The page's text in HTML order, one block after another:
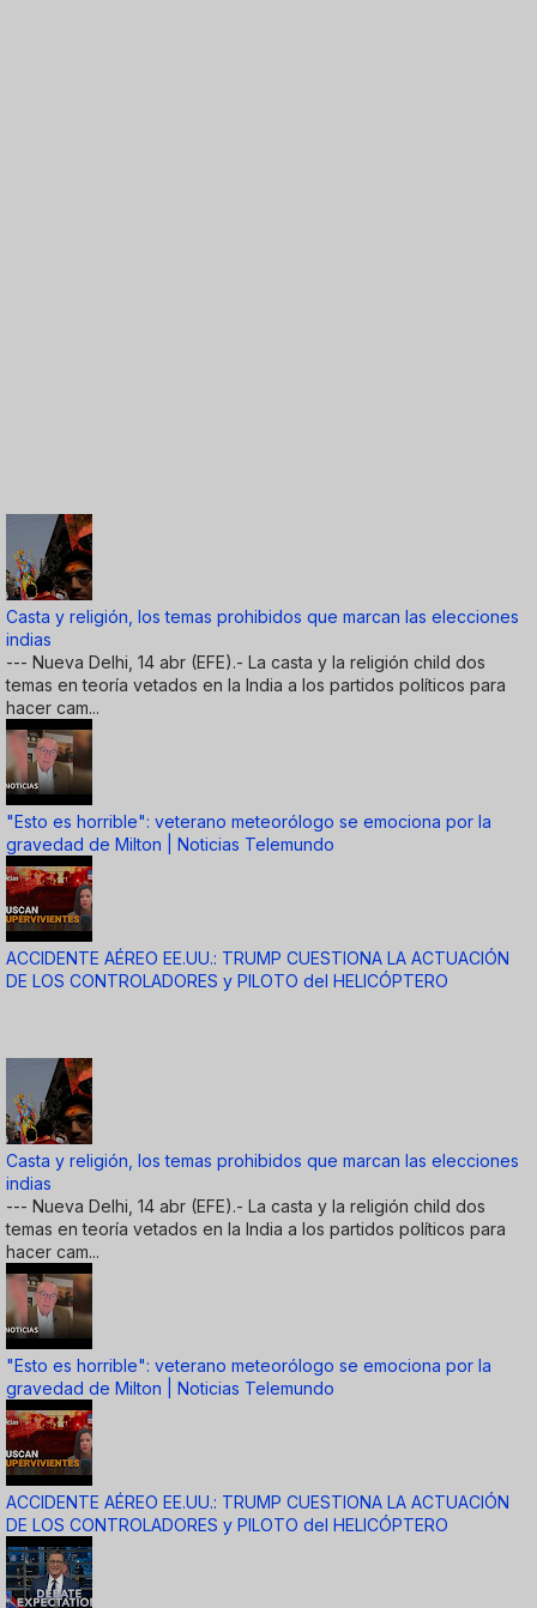
Casta y religión, los temas prohibidos que marcan las elecciones
indias
--- Nueva Delhi, 14 abr (EFE).- La casta y la religión child dos
temas en teoría vetados en la India a los partidos políticos para
hacer cam...
"Esto es horrible": veterano meteorólogo se emociona por la
gravedad de Milton | Noticias Telemundo
ACCIDENTE AÉREO EE.UU.: TRUMP CUESTIONA LA ACTUACIÓN
DE LOS CONTROLADORES y PILOTO del HELICÓPTERO
Casta y religión, los temas prohibidos que marcan las elecciones
indias
--- Nueva Delhi, 14 abr (EFE).- La casta y la religión child dos
temas en teoría vetados en la India a los partidos políticos para
hacer cam...
"Esto es horrible": veterano meteorólogo se emociona por la
gravedad de Milton | Noticias Telemundo
ACCIDENTE AÉREO EE.UU.: TRUMP CUESTIONA LA ACTUACIÓN
DE LOS CONTROLADORES y PILOTO del HELICÓPTERO